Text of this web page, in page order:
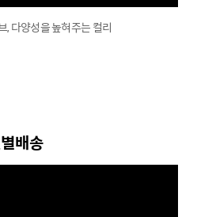
, 다양성을 높혀주는 컬리
배송